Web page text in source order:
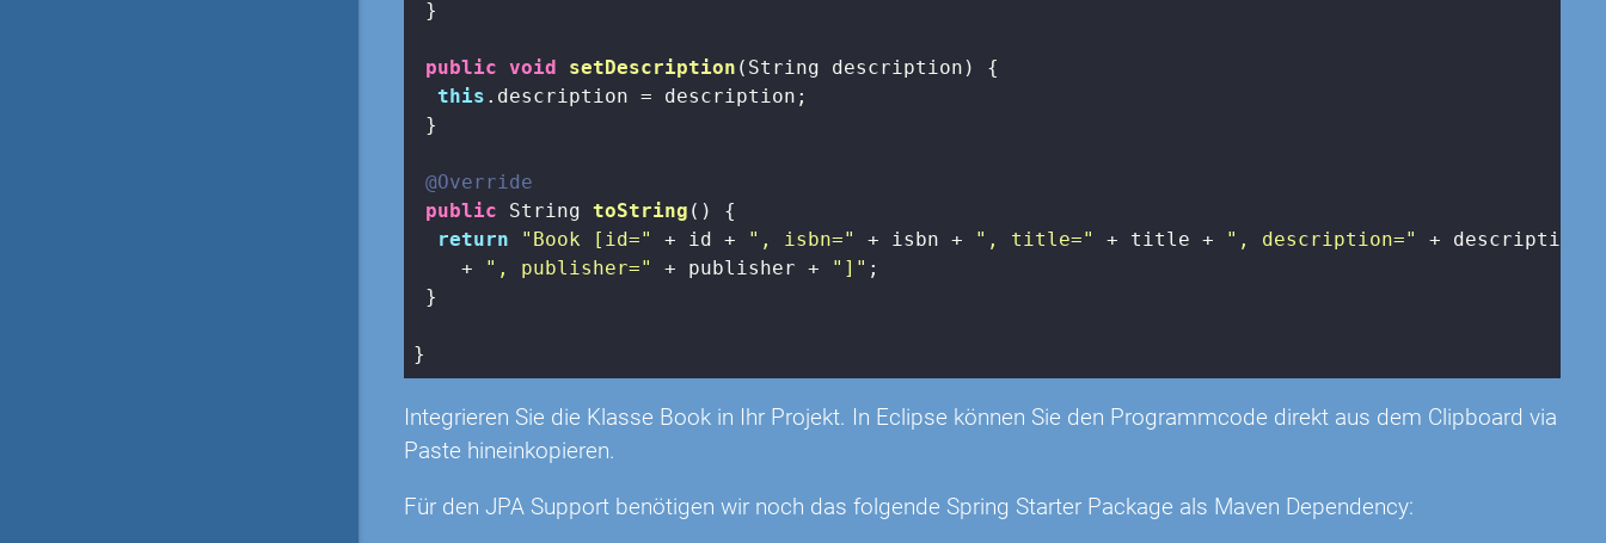
}
public void setDescription (String description)
{
this .description = description;
}
@Override
public String toString ()
{
return
"Book [id=" + id + ", isbn=" + isbn + ", title=" + title + ", description="
+ description
    +
", publisher=" + publisher + "]" ;
}
}
Integrieren Sie die Klasse Book in Ihr Projekt. In Eclipse können Sie den Programmcode direkt aus dem Clipboard via
Paste hineinkopieren.
Für den JPA Support benötigen wir noch das folgende Spring Starter Package als Maven Dependency: